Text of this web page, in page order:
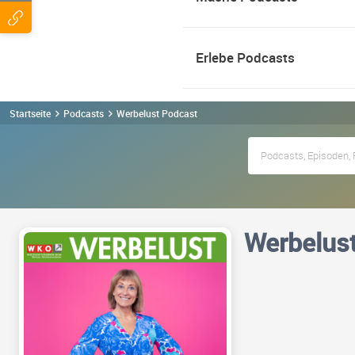
Erlebe Podcasts
Startseite Podcasts Werbelust Podcast